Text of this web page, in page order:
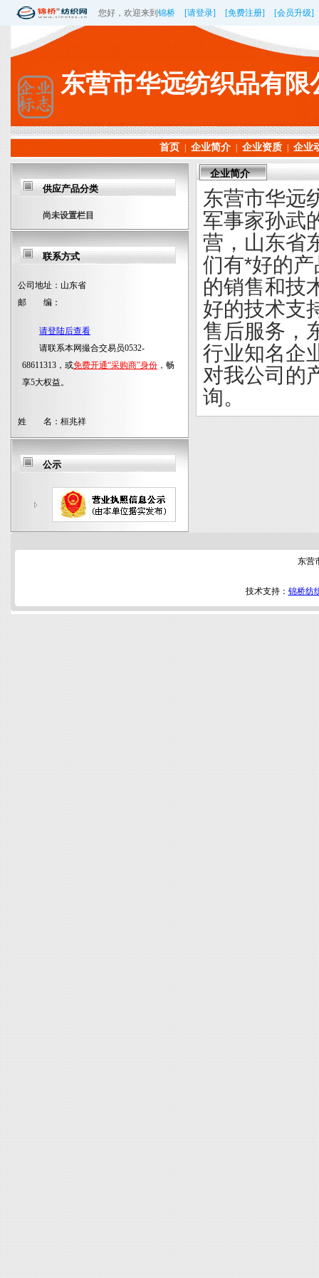
您好，欢迎来到 锦桥 [请登录] [免费注册] [会员升级]
东营市华远纺织品有限
首页 企业简介 企业资质 企业
供应产品分类
尚未设置栏目
联系方式
公司地址： 山东省
邮 编：
请登陆后查看
请联系本网撮合交易员0532-
68611313，或免费开通“采购商”身份 ，畅
享5大权益。
姓 名： 桓兆祥
公示
企业简介
东营市华远
军事家孙武
营，山东省
们有*好的
的销售和技
好的技术支
售后服务，
行业知名企
对我公司的
询。
东营
技术支持： 锦桥纺